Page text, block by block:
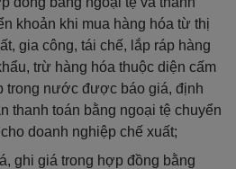
khoản khi mua hàng hóa từ thị
gia công, tái chế, lắp ráp hàng
trừ hàng hóa thuộc diện cấm
trong nước được báo giá, định
thanh toán bằng ngoại tệ chuyển
doanh nghiệp chế xuất;
ghi giá trong hợp đồng bằng